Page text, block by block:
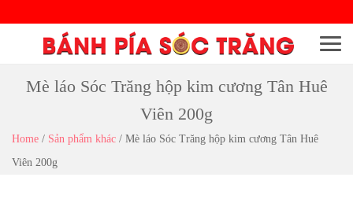
Menu
Mè láo Sóc Trăng hộp kim cương Tân Huê
Viên 200g
Home / Sản phẩm khác / Mè láo Sóc Trăng hộp kim cương Tân Huê
Viên 200g